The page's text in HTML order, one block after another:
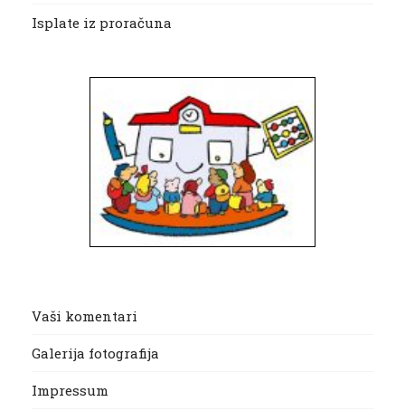
Isplate iz proračuna
Vaši komentari
Galerija fotografija
Impressum